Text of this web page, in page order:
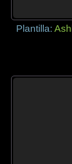
Plantilla: